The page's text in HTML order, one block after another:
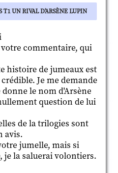
T1 UN RIVAL D'ARSÈNE LUPIN
commentaire, qui
histoire de jumeaux est
Je me demande
le nom d'Arsène
question de lui
de la trilogies sont
avis.
jumelle, mais si
je la saluerai volontiers.